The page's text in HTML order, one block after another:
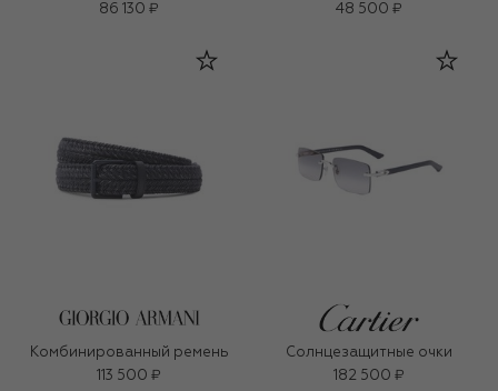
86 130 ₽
48 500 ₽
Комбинированный ремень
113 500 ₽
Солнцезащитные очки
182 500 ₽